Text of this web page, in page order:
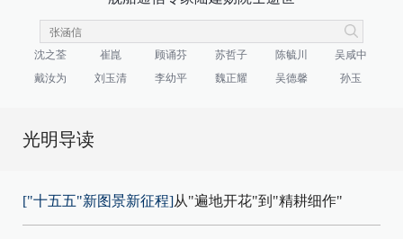
沈之荃 崔崑 顾诵芬 苏哲子 陈毓川
吴咸中
戴汝为
刘玉清 李幼平 魏正耀 吴德馨 孙玉
光明导读
["十五五"新图景新征程]从"遍地开花"到"精耕细作"